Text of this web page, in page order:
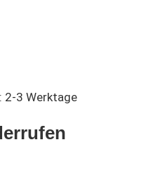
2-3 Werktage